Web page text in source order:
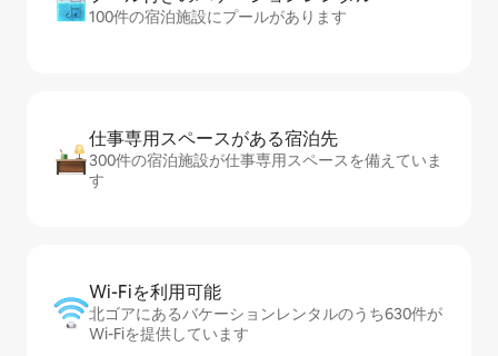
100件の宿泊施設にプールがあります
仕事専用ス⁠ペ⁠ー⁠スがあ⁠る宿⁠泊⁠先
300件の宿泊施設が仕事専用スペースを備えていま
す
Wi-Fiを利⁠用⁠可⁠能
北ゴアにあるバケーションレンタルのうち630件が
Wi-Fiを提供しています